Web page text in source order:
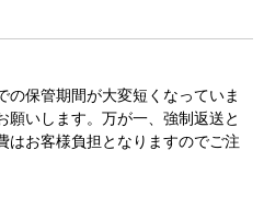
保管期間が大変短くなっていま
願いします。万が一、強制返送と
はお客様負担となりますのでご注